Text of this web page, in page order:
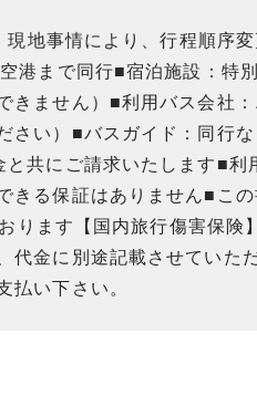
地事情により、行程順序
港まで同行■宿泊施設：特
きません）■利用バス会社
さい）■バスガイド：同行
共にご請求いたします■利
きる保証はありません■こ
ります【国内旅行傷害保険
代金に別途記載させていた
払い下さい。